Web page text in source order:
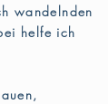
wandelnden
helfe ich